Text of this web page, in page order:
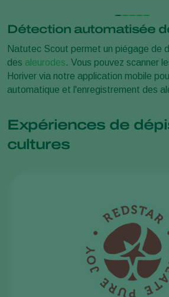
Détection automatisée
Natutec Scout permet un piégage de
des aleurodes. Vous pouvez scanner
Horiver via notre application mobile
automatique et l'enregistrement des
Expériences de
cultures